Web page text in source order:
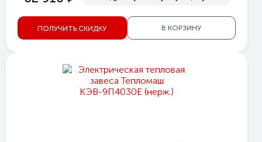
ПОЛУЧИТЬ СКИДКУ В КОРЗИНУ